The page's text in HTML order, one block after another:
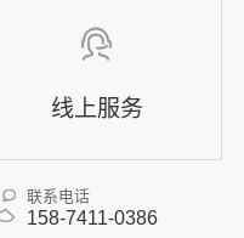
线上服务
联系电话
158-7411-0386